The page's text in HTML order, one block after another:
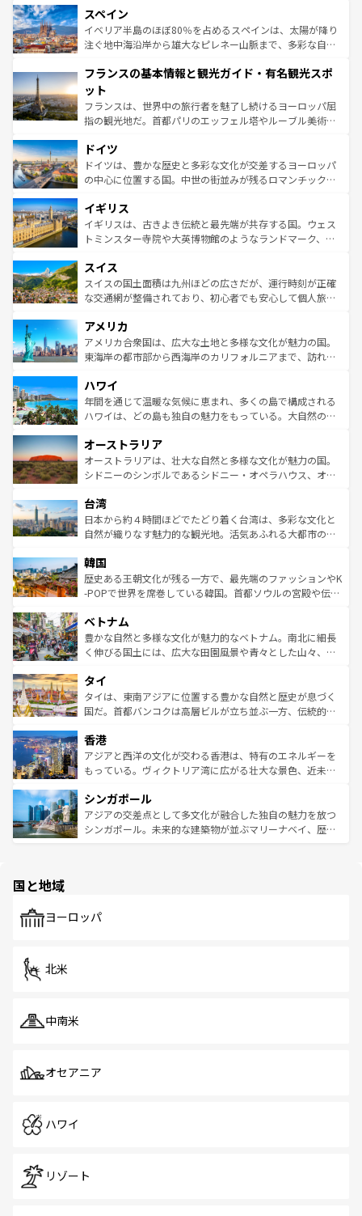
ろん、トスカーナの美しい田園風景やアマルフィ海岸の絶
景など、自然景観も見逃せない。観光の合間には、本場の
ピザやパスタなど、絶品のイタリア料理を堪能することも
ませてくれるイタリアで、忘れられない旅をしてみよう！
なお、新着のイタリア情報は
しい。
スペイン
イベリア半島のほぼ80％を占めるスペインは、太陽が降り
注ぐ地中海沿岸から雄大なピレネー山脈まで、多彩な自然
文化が根付くこの国では、情熱的なフラメンコ、熱気あふ
れる闘牛、そして美味しいタパスが生活の一部となってい
る。首都マドリードの洗練された雰囲気や、バルセロナの
アートに溢れた街角から、地方では古代ローマ遺跡や中世
せる。地方によって風土や気候が異なるスペインはその個
性で訪れる人を魅了する。 なお、新着のスペイン情報は コ
ンテンツ一覧を参照してほしい。
フランスの基本情報と観光ガイド・有名観光スポ
ット
フランスは、世界中の旅行者を魅了し続けるヨーロッパ屈
指の観光地だ。首都パリのエッフェル塔やルーブル美術館
で、幅広い魅力が詰まっている。華麗な宮殿、歴史的な大
聖堂、美しいビーチ、そして豊かな自然が、訪れる者を心
から魅了する。また、フランスは美食の国としても知ら
いる。シャンパンの発祥地であるランス、プロヴァンスの
香り高いラベンダー畑など、多彩な楽しみ方が可能だ。さ
らに、パリ以外の地域にも魅力が溢れており、どの街角に
れる地方に足を運ぶとそれぞれで全く異なる文化を体験で
きるだろう。 なお、新着のフランス情報はコンテンツ一覧
を参照してほしい。
ドイツ
ドイツは、豊かな歴史と多彩な文化が交差するヨーロッパ
の中心に位置する国。中世の街並みが残るロマンチック街
顔を持つこの国は、どこを歩いても飽きることがない。ベ
ルリンの文化的活気、バイエルン州のアルプスの絶景、そ
してライン川沿いのワイン畑といった風景は必見。ビール
は、お酒好きな人にはぜひ体験してほしい。 なお、新着の
ドイツ情報はコンテンツ一覧を参照してほしい。
イギリス
イギリスは、古きよき伝統と最先端が共存する国。ウェス
トミンスター寺院や大英博物館のようなランドマーク、歴
リアごとに異なる魅力がある。また、優雅なアフタヌーン
ティー、ビール好きにはたまらない英国パブ、サッカー観
戦など、本場だからこそできる体験も豊富。イギリスを旅
ンツ一覧を参照してほしい。
スイス
スイスの国土面積は九州ほどの広さだが、運行時刻が正確
な交通網が整備されており、初心者でも安心して個人旅行
の建物がそのまま残る町や、スイスならではのユニークな
博物館もあり、アルプス観光だけでなく町歩きも満喫する
ことができる。国民の所得が高いため物価も高いが、旅行
ば市内交通費無料で観光を楽しむこともできる。 なお、新
着のスイス情報はコンテンツ一覧 を参照してほしい。
アメリカ
アメリカ合衆国は、広大な土地と多様な文化が魅力の国。
東海岸の都市部から西海岸のカリフォルニアまで、訪れる
のような巨大都市は、観光、ショッピング、エンターテイ
ンメントが詰まった刺激的なスポットだ。一方、アメリカ
西部には大自然が広がり、グランドキャニオンやイエロー
部のニューオーリンズでは、音楽と美食が融合した独特の
文化が魅力。旅行者はアメリカの各地域で異なる魅力を楽
しみながら、その多様性と豊かな歴史を感じることができ
ならではの贅沢な旅のスタイルだ。 なお、新着のアメリカ
情報はコンテンツ一覧を参照してほしい。
ハワイ
年間を通じて温暖な気候に恵まれ、多くの島で構成される
ハワイは、どの島も独自の魅力をもっている。大自然の神
ワイ島は見逃せない。また、定番の観光地といえばオアフ
島だが、静かな自然を求めるならマウイ島やカウアイ島が
おすすめ。エメラルドグリーンに輝く海をはじめ、豊かな
れるおもてなしの心で訪れる人々を迎えてくれるハワイの
人々、おいしいローカルフードやハワイアンミュージッ
ク、伝統的なフラダンスなど、すべてがハワイの魅力を彩
ワイを、存分に味わってほしい。 なお、新着のハワイ情報
はコンテンツ一覧を参照してほしい。
オーストラリア
オーストラリアは、壮大な自然と多様な文化が魅力の国。
シドニーのシンボルであるシドニー・オペラハウス、オー
リアリーフや大陸中央部にそびえるウルル（エアーズロッ
ク）、タスマニアの美しい原生林やケアンズの熱帯雨林な
ど、見どころがたくさん。また、カフェやワイン、オージ
いる。アクティビティも充実しており、サーフィンやダイ
ビング、ハイキングなど、アウトドア好きにはたまらな
い。オーストラリアの多彩な魅力を存分に味わいつくそ
参照してほしい。
台湾
日本から約４時間ほどでたどり着く台湾は、多彩な文化と
自然が織りなす魅力的な観光地。活気あふれる大都市の台
ン）、静ひつな山岳地帯である台湾東部など、都市の喧騒
と山間の静けさが共存しており、訪れる人に新しい発見と
驚きをもたらしてくれる。また、奥深い台湾の食文化も魅
容にもいいと評判のスイーツなど、バラエティ豊かな料理
が味わえる。 なお、新着の台湾情報は コンテンツ一覧を参
照してほしい。
韓国
歴史ある王朝文化が残る一方で、最先端のファッションやK
-POPで世界を席巻している韓国。首都ソウルの宮殿や伝統
き、地方に足を延ばせば四季折々の自然美を楽しむことが
できる。そして、キムチや焼肉、絶品のストリートフード
まで、さまざまな韓国料理が待っている。夜には、韓国な
リティに包まれながら、韓国の多彩な魅力を心ゆくまで味
わってみてほしい。 なお、新着の韓国情報はコンテンツ一
覧を参照してほしい。
ベトナム
豊かな自然と多様な文化が魅力的なベトナム。南北に細長
く伸びる国土には、広大な田園風景や青々とした山々、世
急速な発展と共に伝統が息づく。ハノイの古い町並みやホ
ーチミン市のフランス統治時代の建物も、独特の雰囲気を
醸し出している。また、バラエティの豊かさとおいしさで
とつ。フォーやバインミー、ベトナムコーヒーなどは、ぜ
ひ現地で味わいたい。どの地域を訪れてもあたたかい人々
が旅行者を迎えてくれるので、きっと忘れられない旅にな
参照してほしい。
タイ
タイは、東南アジアに位置する豊かな自然と歴史が息づく
国だ。首都バンコクは高層ビルが立ち並ぶ一方、伝統的な
の活気が交差している。北部ではチェンマイなどの山岳地
帯で自然と触れ合い、南部ではプーケットやクラビの美し
いビーチでリゾート気分を楽しむことができる。タイ料理
激する。気候は一年中温暖で、どの季節にも異なる楽しみ
が待っている。親しみやすいタイの人々、仏教を中心とし
た文化、そして多様な観光資源が、訪れる旅人を魅了し続
香港
アジアと西洋の文化が交わる香港は、特有のエネルギーを
もっている。ヴィクトリア湾に広がる壮大な景色、近未来
み、どこを訪れても感動するはず。観光スポットが密集し
ており、効率よく見どころを回れるのも魅力。息をのむよ
うな絶景から文化的な体験まで、香港を存分に楽しみ尽く
シンガポール
アジアの交差点として多文化が融合した独自の魅力を放つ
シンガポール。未来的な建築物が並ぶマリーナベイ、歴史
で、ホーカーズは地元の風情を楽しめる外せないスポット
国と地域
ヨーロッパ
北米
中南米
オセアニア
ハワイ
リゾート